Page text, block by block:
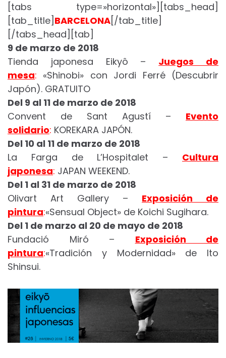
[tabs type=»horizontal»][tabs_head]
[tab_title] BARCELONA[/tab_title]
[/tabs_head][tab]
9 de marzo de 2018
Tienda japonesa Eikyô – Juegos de
mesa: «Shinobi» con Jordi Ferré (Descubrir
Japón). GRATUITO
Del 9 al 11 de marzo de 2018
Convent de Sant Agustí – Evento
solidario: KOREKARA JAPÓN.
Del 10 al 11 de marzo de 2018
La Farga de L’Hospitalet – Cultura
japonesa: JAPAN WEEKEND.
Del 1 al 31 de marzo de 2018
Olivart Art Gallery – Exposición de
pintura:«Sensual Object» de Koichi Sugihara.
Del 1 de marzo al 20 de mayo de 2018
Fundació Miró – Exposición de
pintura:«Tradición y Modernidad» de Ito
Shinsui.